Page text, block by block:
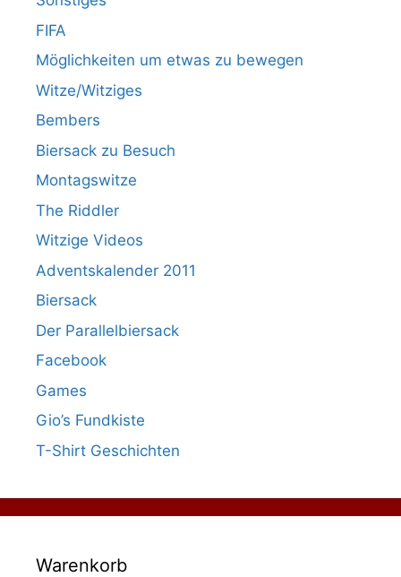
FIFA
Möglichkeiten um etwas zu bewegen
Witze/Witziges
Bembers
Biersack zu Besuch
Montagswitze
The Riddler
Witzige Videos
Adventskalender 2011
Biersack
Der Parallelbiersack
Facebook
Games
Gio’s Fundkiste
T-Shirt Geschichten
Warenkorb